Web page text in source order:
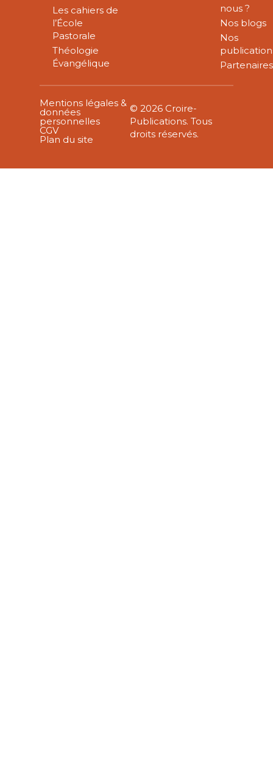
Les cahiers de
l’École
Pastorale
Théologie
Évangélique
nous ?
Nos blogs
Nos
Partenaires
Mentions légales &
données
personnelles
CGV
Plan du site
© 2026 Croire-
Publications. Tous
droits réservés.